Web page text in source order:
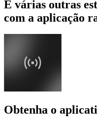
E várias outras
com a aplicação
Obtenha o